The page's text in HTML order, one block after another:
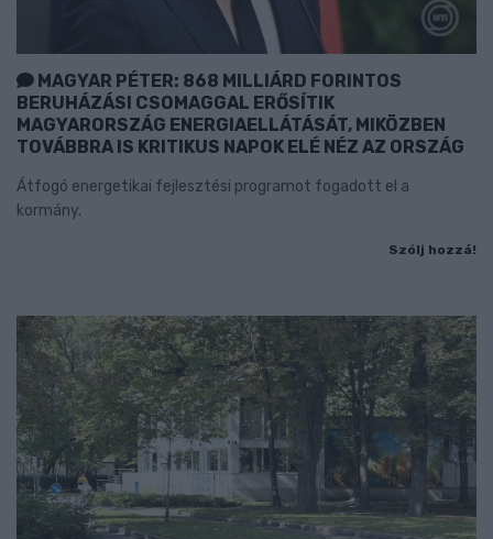
MAGYAR PÉTER: 868 MILLIÁRD FORINTOS
BERUHÁZÁSI CSOMAGGAL ERŐSÍTIK
MAGYARORSZÁG ENERGIAELLÁTÁSÁT, MIKÖZBEN
TOVÁBBRA IS KRITIKUS NAPOK ELÉ NÉZ AZ ORSZÁG
Átfogó energetikai fejlesztési programot fogadott el a
kormány.
Szólj hozzá!